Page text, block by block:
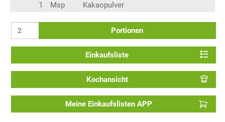
1
Msp Kakaopulver
Portionen
Einkaufsliste
Kochansicht
Meine Einkaufslisten APP